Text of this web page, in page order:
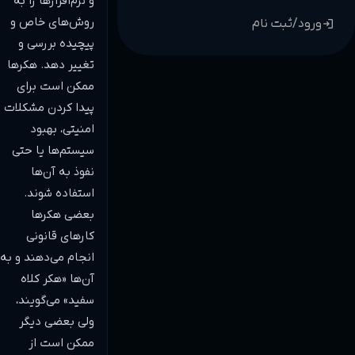
ورود/ثبت نام
روش‌های خاص و
پیچیده بررسی و
تغییر دهد. هکرها
پیدا کردن مشکلات
امنیتی، بهبود
نفوذ به آن‌ها
استفاده شوند.
بعضی هکرها
کارهای قانونی
سفید» می‌گویند،
ولی بعضی دیگر
ممکن است از